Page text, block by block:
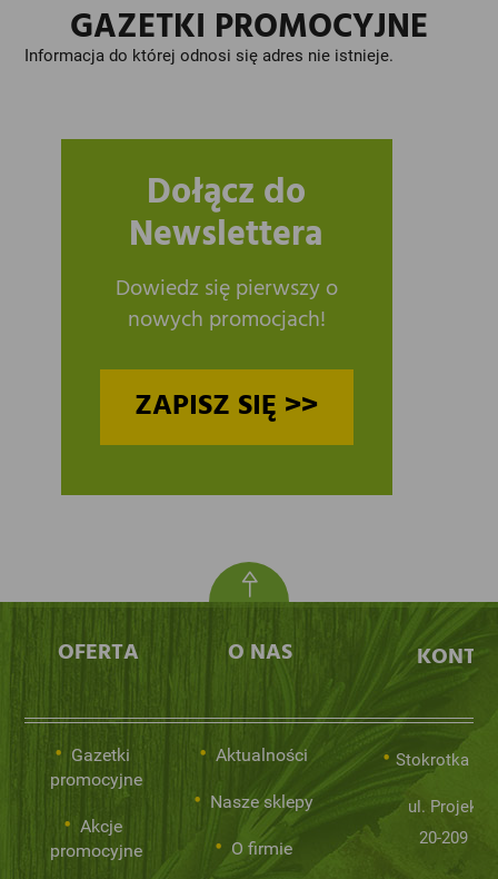
GAZETKI PROMOCYJNE
Informacja do której odnosi się adres nie istnieje.
Dołącz do
Newslettera
Dowiedz się pierwszy o
nowych promocjach!
ZAPISZ SIĘ >>
OFERTA
Gazetki
promocyjne
Akcje
promocyjne
O NAS
Aktualności
Nasze sklepy
O firmie
Stokrotka
ul.
20-209